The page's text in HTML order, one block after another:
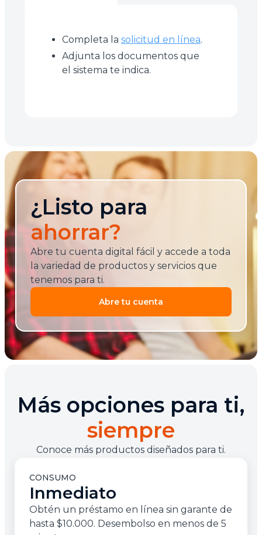
Completa la solicitud en línea.
Adjunta los documentos que
el sistema te indica.
¿Listo para
ahorrar?
Abre tu cuenta digital fácil y accede a toda
la variedad de productos y servicios que
tenemos para ti.
Abre tu cuenta
Más opciones para ti,
siempre
Conoce más productos diseñados para ti.
CONSUMO
Inmediato
Obtén un préstamo en línea sin garante de
hasta $10.000. Desembolso en menos de 5